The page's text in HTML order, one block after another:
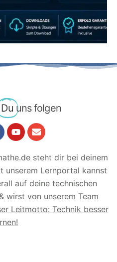
Du uns folgen
steht dir bei deinem
unserem Lernportal kannst
auf deine technischen
wirst von unserem Team
Leitmotto: Technik besser